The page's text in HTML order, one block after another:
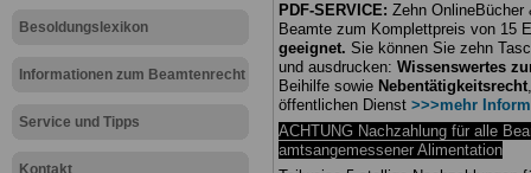
Besoldungslexikon
Informationen zum Beamtenrecht
Service und Tipps
Kontakt
PDF-SERVICE: Zehn
Beamte zum Komplettpreis von 15
geeignet. Sie können Sie zehn
und ausdrucken: Wissenswertes
Beihilfe sowie Nebentätigkeitsrecht
öffentlichen Dienst >>>mehr
ACHTUNG Nachzahlung für alle
amtsangemessener Alimentation